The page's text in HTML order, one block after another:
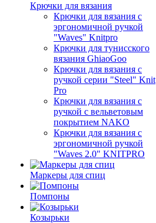
Крючки для вязания
Крючки для вязания с
эргономичной ручкой
"Waves" Knitpro
Крючки для тунисского
вязания GhiaoGoo
Крючки для вязания с
ручкой серии "Steel" Knit
Pro
Крючки для вязания с
ручкой с вельветовым
покрытием NAKO
Крючки для вязания с
эргономичной ручкой
"Waves 2.0" KNITPRO
Маркеры для спиц
Помпоны
Козырьки